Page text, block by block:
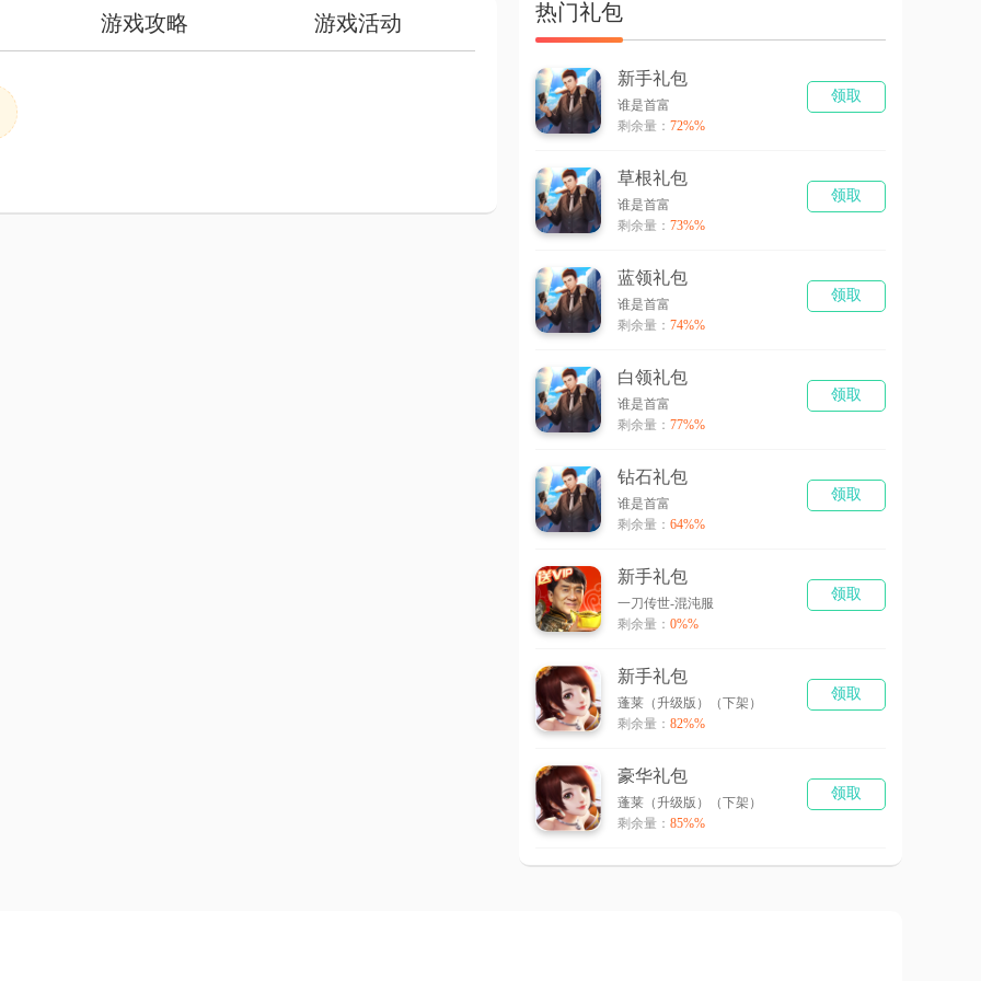
游戏攻略 游戏活动 热门礼包
新手礼包
谁是首富
剩余量： 72%%
领取
草根礼包
谁是首富
剩余量： 73%%
领取
蓝领礼包
谁是首富
剩余量： 74%%
领取
白领礼包
谁是首富
剩余量： 77%%
领取
钻石礼包
谁是首富
剩余量： 64%%
领取
新手礼包
一刀传世-混沌服
剩余量： 0%%
领取
新手礼包
蓬莱（升级版）（下架）
剩余量： 82%%
领取
豪华礼包
蓬莱（升级版）（下架）
剩余量： 85%%
领取